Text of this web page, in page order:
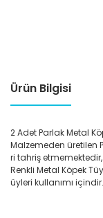
Ürün Bilgisi
2 Adet Parlak Metal
Malzemeden üretilen
ri tahriş
Renkli Metal Köpek
üyleri kullanımı